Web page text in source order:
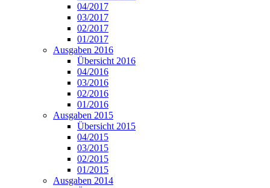
04/2017
03/2017
02/2017
01/2017
Ausgaben 2016
Übersicht 2016
04/2016
03/2016
02/2016
01/2016
Ausgaben 2015
Übersicht 2015
04/2015
03/2015
02/2015
01/2015
Ausgaben 2014